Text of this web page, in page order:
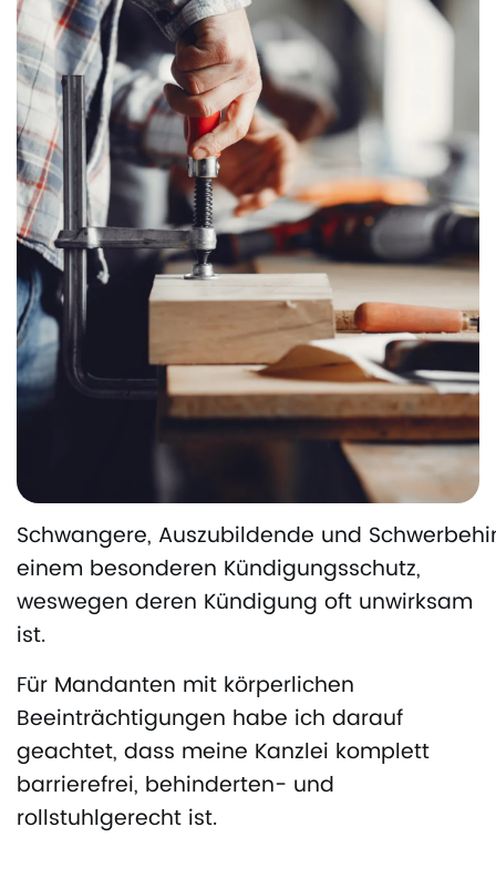
Schwangere, Auszubildende und
einem besonderen Kündigungsschutz,
weswegen deren Kündigung oft unwirksam
ist.
Für Mandanten mit körperlichen
Beeinträchtigungen habe ich darauf
geachtet, dass meine Kanzlei komplett
barrierefrei, behinderten- und
rollstuhlgerecht ist.